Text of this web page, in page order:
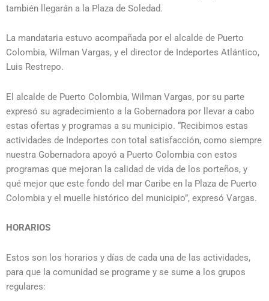
también llegarán a la Plaza de Soledad.
La mandataria estuvo acompañada por el alcalde de Puerto
Colombia, Wilman Vargas, y el director de Indeportes Atlántico,
Luis Restrepo.
El alcalde de Puerto Colombia, Wilman Vargas, por su parte
expresó su agradecimiento a la Gobernadora por llevar a cabo
estas ofertas y programas a su municipio. “Recibimos estas
actividades de Indeportes con total satisfacción, como siempre
nuestra Gobernadora apoyó a Puerto Colombia con estos
programas que mejoran la calidad de vida de los porteños, y
qué mejor que este fondo del mar Caribe en la Plaza de Puerto
Colombia y el muelle histórico del municipio”, expresó Vargas.
HORARIOS
Estos son los horarios y días de cada una de las actividades,
para que la comunidad se programe y se sume a los grupos
regulares: